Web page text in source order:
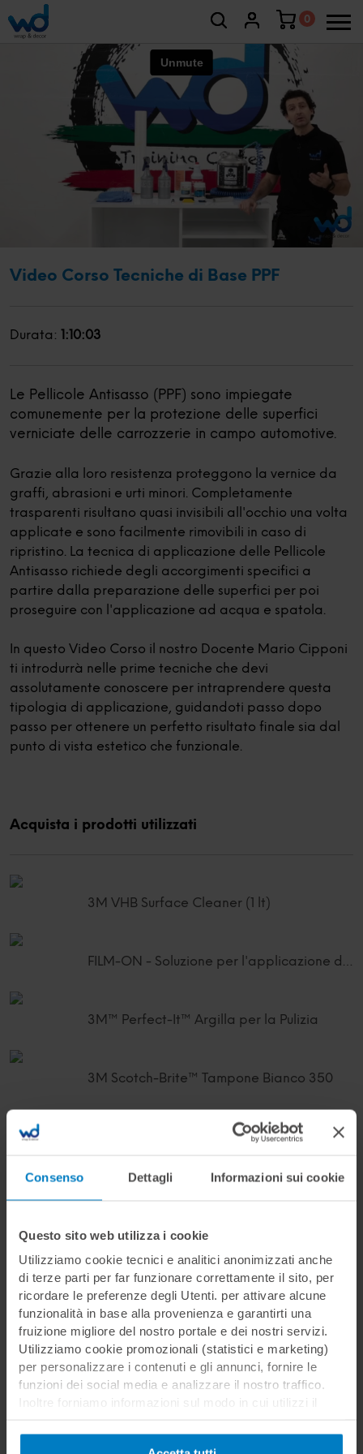
Consenso Dettagli Informazioni sui cookie
Questo sito web utilizza i cookie
Utilizziamo cookie tecnici e analitici anonimizzati anche
di terze parti per far funzionare correttamente il sito, per
ricordare le preferenze degli Utenti. per attivare alcune
funzionalità in base alla provenienza e garantirti una
fruizione migliore del nostro portale e dei nostri servizi.
Utilizziamo cookie promozionali (statistici e marketing)
per personalizzare i contenuti e gli annunci, fornire le
funzioni dei social media e analizzare il nostro traffico.
Inoltre forniamo informazioni sul modo in cui utilizzi il
dati web, pubblicità e social media, i quali potrebbero
0
Video Corso Tecniche di Base PPF
Durata: 1:10:03
Le Pellicole Antisasso (PPF) sono impiegate
comunemente per la protezione delle superfici
verniciate delle carrozzerie in campo automotive.
Grazie alla loro resistenza proteggono la vernice da
graffi, abrasioni e urti minori. Completamente
trasparenti risultano quasi invisibili all'occhio una volta
applicate e sono facilmente rimovibili in caso di
ripristino. La tecnica di applicazione delle Pellicole
Antisasso richiede degli accorgimenti specifici a
partire dalla preparazione delle superfici per poi
proseguire con l'applicazione ad acqua e spatola.
In questo Video Corso il nostro Docente Mario Cipponi
ti introdurrà nelle prime tecniche che devi
assolutamente conoscere per intraprendere questa
tipologia di applicazione, guidandoti passo dopo
passo per ottenere un perfetto risultato finale sia dal
punto di vista estetico che funzionale.
Acquista i prodotti utilizzati
3M VHB Surface Cleaner (1 lt)
FILM-ON - Soluzione per l'applicazione di pellicole (0,95 L)
3M™ Perfect-It™ Argilla per la Pulizia
3M Scotch-Brite™ Tampone Bianco 350
Commenti
Sono presenti 1 commenti.
marco d.
TRECASTELLI (AN) - 12/04/2022
Buonasera corso bellissimo,volevo solo un chiarimento
l'acqua da miscelare con sapone va bene acqua del